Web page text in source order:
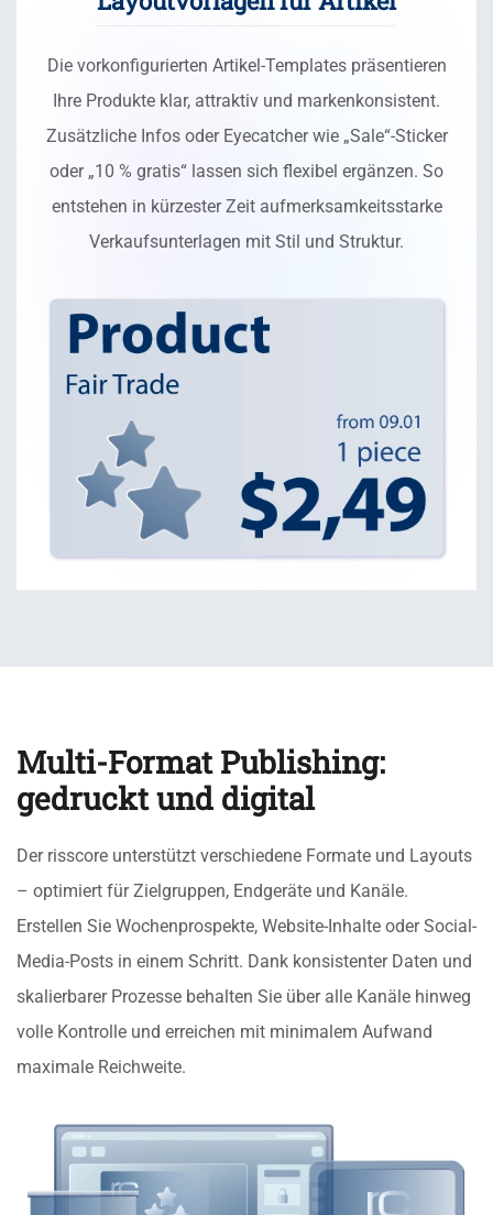
Die vorkonfigurierten Artikel-Templates präsentieren
Ihre Produkte klar, attraktiv und markenkonsistent.
Zusätzliche Infos oder Eyecatcher wie „Sale“-Sticker
oder „10 % gratis“ lassen sich flexibel ergänzen. So
entstehen in kürzester Zeit aufmerksamkeitsstarke
Verkaufsunterlagen mit Stil und Struktur.
Multi-Format Publishing:
gedruckt und digital
Der risscore unterstützt verschiedene Formate und Layouts
– optimiert für Zielgruppen, Endgeräte und Kanäle.
Erstellen Sie Wochenprospekte, Website-Inhalte oder Social-
Media-Posts in einem Schritt. Dank konsistenter Daten und
skalierbarer Prozesse behalten Sie über alle Kanäle hinweg
volle Kontrolle und erreichen mit minimalem Aufwand
maximale Reichweite.